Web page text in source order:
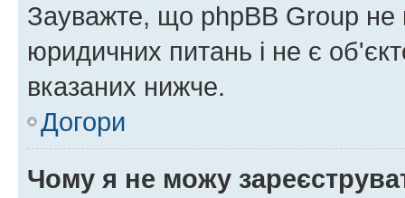
Зауважте, що phpBB Group не
юридичних питань і не є
вказаних нижче.
Догори
Чому я не можу